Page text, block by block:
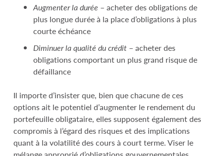
Augmenter la durée – acheter des obligations de
plus longue durée à la place d’obligations à plus
courte échéance
Diminuer la qualité du crédit– acheter des
obligations comportant un plus grand risque de
défaillance
Il importe d’insister que, bien que chacune de ces
options ait le potentiel d’augmenter le rendement du
portefeuille obligataire, elles supposent également des
compromis à l’égard des risques et des implications
quant à la volatilité des cours à court terme. Viser le